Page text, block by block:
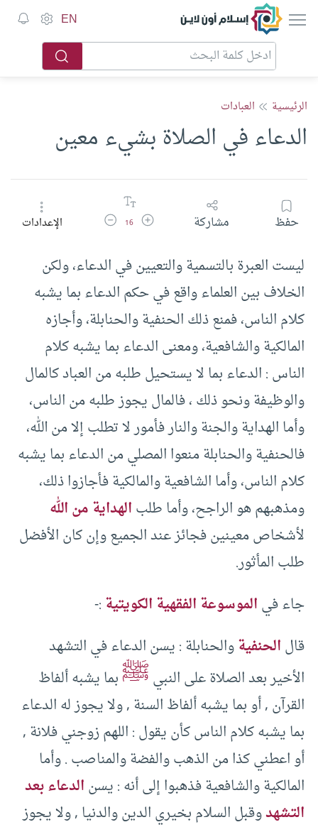
إسلام أون لاين EN
الرئيسية العبادات
الدعاء في الصلاة بشيء معين
حفظ مشاركة زيادة حجم الخط
16 تقليل حجم الخطالإعدادات
ليست العبرة بالتسمية والتعيين في الدعاء، ولكن
الخلاف بين العلماء واقع في حكم الدعاء بما يشبه
كلام الناس، فمنع ذلك الحنفية والحنابلة، وأجازه
المالكية والشافعية، ومعنى الدعاء بما يشبه كلام
الناس : الدعاء بما لا يستحيل طلبه من العباد كالمال
والوظيفة ونحو ذلك ، فالمال يجوز طلبه من الناس،
وأما الهداية والجنة والنار فأمور لا تطلب إلا من الله،
فالحنفية والحنابلة منعوا المصلي من الدعاء بما يشبه
كلام الناس، وأما الشافعية والمالكية فأجازوا ذلك،
ومذهبهم هو الراجح، وأما طلبالهداية من الله
لأشخاص معينين فجائز عند الجميع وإن كان الأفضل
طلب المأثور.
جاء فيالموسوعة الفقهية الكويتية:-
قالالحنفيةوالحنابلة : يسن الدعاء في التشهد
الأخير بعد الصلاة على النبيﷺبما يشبه ألفاظ
القرآن , أو بما يشبه ألفاظ السنة , ولا يجوز له الدعاء
بما يشبه كلام الناس كأن يقول : اللهم زوجني فلانة ,
أو اعطني كذا من الذهب والفضة والمناصب . وأما
المالكية والشافعية فذهبوا إلى أنه : يسنالدعاء بعد
التشهدوقبل السلام بخيري الدين والدنيا , ولا يجوز